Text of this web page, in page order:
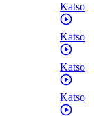
Katso
Katso
Katso
Katso